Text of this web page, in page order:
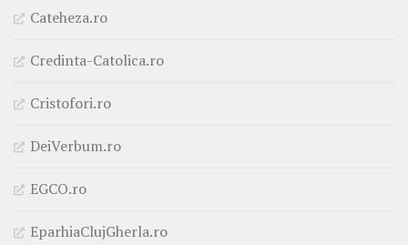
Cateheza.ro
Credinta-Catolica.ro
Cristofori.ro
DeiVerbum.ro
EGCO.ro
EparhiaClujGherla.ro